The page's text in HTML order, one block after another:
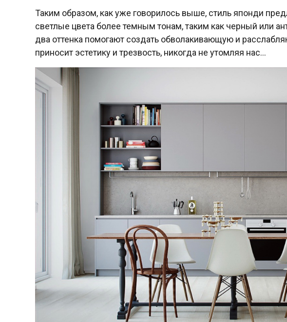
Таким образом, как уже говорилось выше, стиль японди
светлые цвета более темным тонам, таким как черный или
два оттенка помогают создать обволакивающую и
приносит эстетику и трезвость, никогда не утомляя нас…